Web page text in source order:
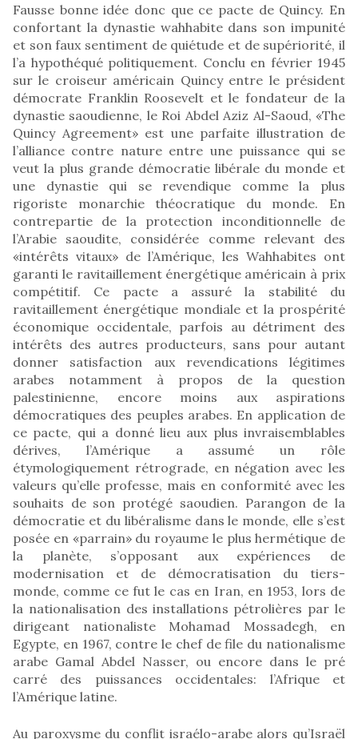
Fausse bonne idée donc que ce pacte de Quincy. En
confortant la dynastie wahhabite dans son impunité
et son faux sentiment de quiétude et de supériorité, il
l’a hypothéqué politiquement. Conclu en février 1945
sur le croiseur américain Quincy entre le président
démocrate Franklin Roosevelt et le fondateur de la
dynastie saoudienne, le Roi Abdel Aziz Al-Saoud, «The
Quincy Agreement» est une parfaite illustration de
l’alliance contre nature entre une puissance qui se
veut la plus grande démocratie libérale du monde et
une dynastie qui se revendique comme la plus
rigoriste monarchie théocratique du monde. En
contrepartie de la protection inconditionnelle de
l’Arabie saoudite, considérée comme relevant des
«intérêts vitaux» de l’Amérique, les Wahhabites ont
garanti le ravitaillement énergétique américain à prix
compétitif. Ce pacte a assuré la stabilité du
ravitaillement énergétique mondiale et la prospérité
économique occidentale, parfois au détriment des
intérêts des autres producteurs, sans pour autant
donner satisfaction aux revendications légitimes
arabes notamment à propos de la question
palestinienne, encore moins aux aspirations
démocratiques des peuples arabes. En application de
ce pacte, qui a donné lieu aux plus invraisemblables
dérives, l’Amérique a assumé un rôle
étymologiquement rétrograde, en négation avec les
valeurs qu’elle professe, mais en conformité avec les
souhaits de son protégé saoudien. Parangon de la
démocratie et du libéralisme dans le monde, elle s’est
posée en «parrain» du royaume le plus hermétique de
la planète, s’opposant aux expériences de
modernisation et de démocratisation du tiers-
monde, comme ce fut le cas en Iran, en 1953, lors de
la nationalisation des installations pétrolières par le
dirigeant nationaliste Mohamad Mossadegh, en
Egypte, en 1967, contre le chef de file du nationalisme
arabe Gamal Abdel Nasser, ou encore dans le pré
carré des puissances occidentales: l’Afrique et
l’Amérique latine.
Au paroxysme du conflit israélo-arabe alors qu’Israël